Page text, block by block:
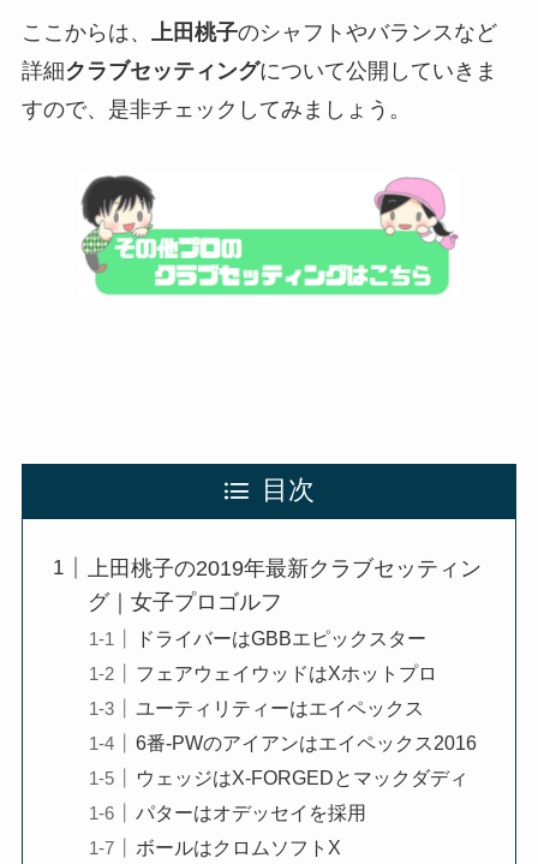
ここからは、 上田桃子のシャフトやバランスなど
詳細クラブセッティングについて公開していきま
すので、是非チェックしてみましょう。
目次
上田桃子の2019年最新クラブセッティン
グ｜女子プロゴルフ
ドライバーはGBBエピックスター
フェアウェイウッドはXホットプロ
ユーティリティーはエイペックス
6番-PWのアイアンはエイペックス2016
ウェッジはX-FORGEDとマックダディ
パターはオデッセイを採用
ボールはクロムソフトX